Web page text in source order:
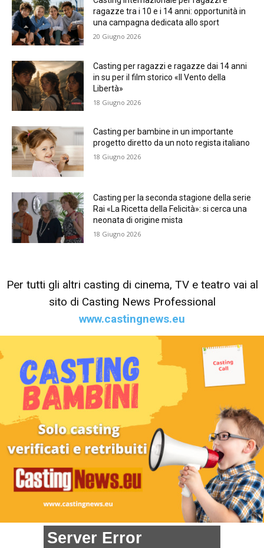
ragazze tra i 10 e i 14 anni: opportunità in
una campagna dedicata allo sport
20 Giugno 2026
Casting per ragazzi e ragazze dai 14 anni
in su per il film storico «Il Vento della
Libertà»
18 Giugno 2026
Casting per bambine in un importante
progetto diretto da un noto regista italiano
18 Giugno 2026
Casting per la seconda stagione della serie
Rai «La Ricetta della Felicità»: si cerca una
neonata di origine mista
18 Giugno 2026
Per tutti gli altri casting di cinema, TV e teatro vai al
sito di Casting News Professional
www.castingnews.eu